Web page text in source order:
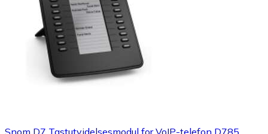
Snom D7 Tastutvidelsesmodul for VoIP-telefon D785